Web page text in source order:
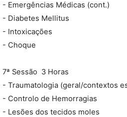
- Emergências Médicas (cont.)
- Diabetes Mellitus
- Intoxicações
- Choque
7ª Sessão  3 Horas
- Traumatologia (geral/contextos
- Controlo de Hemorragias
- Lesões dos tecidos moles